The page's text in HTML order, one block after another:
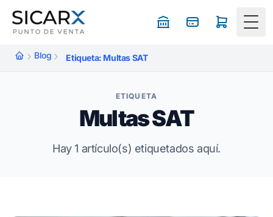
Blog Etiqueta: Multas SAT
ETIQUETA
Multas SAT
Hay 1 artículo(s) etiquetados aquí.